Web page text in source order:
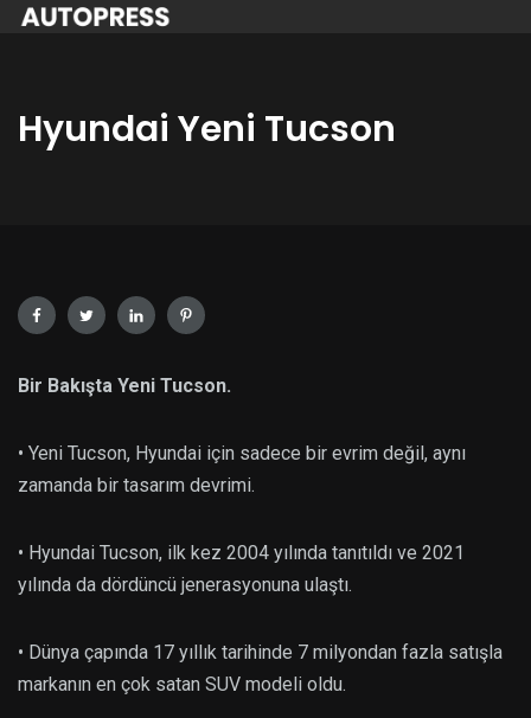
Hyundai Yeni Tucson
Bir Bakışta Yeni Tucson.
• Yeni Tucson, Hyundai için sadece bir evrim değil, aynı
zamanda bir tasarım devrimi.
• Hyundai Tucson, ilk kez 2004 yılında tanıtıldı ve 2021
yılında da dördüncü jenerasyonuna ulaştı.
• Dünya çapında 17 yıllık tarihinde 7 milyondan fazla satışla
markanın en çok satan SUV modeli oldu.